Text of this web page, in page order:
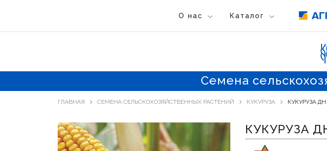
О нас Каталог
Семена
ГЛАВНАЯ СЕМЕНА СЕЛЬСКОХОЗЯЙСТВЕННЫХ РАСТЕНИЙ КУКУРУЗА КУКУРУЗА ДН
КУКУРУЗА